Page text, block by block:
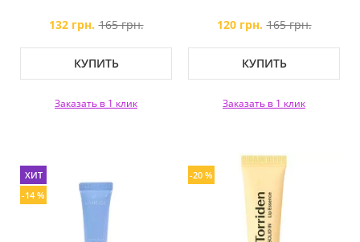
132 грн. 165 грн.
КУПИТЬ
Заказать в 1 клик
120 грн. 165 грн.
КУПИТЬ
Заказать в 1 клик
ХИТ
-14 %
-20 %